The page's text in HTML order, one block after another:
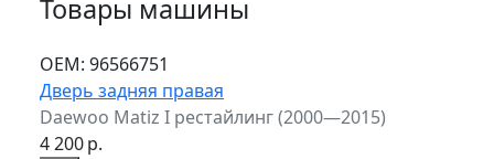
Товары машины
ОЕМ: 96566751
Дверь задняя правая
Daewoo Matiz I рестайлинг (2000—2015)
4 200р.